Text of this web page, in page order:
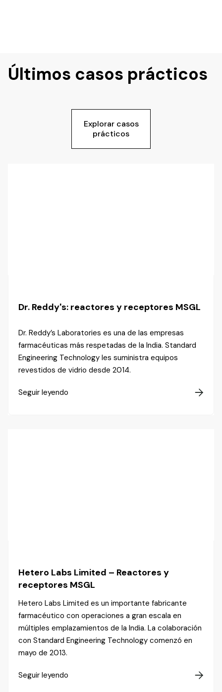
Últimos casos prácticos
Explorar casos
prácticos
Dr. Reddy's: reactores y receptores MSGL
Dr. Reddy’s Laboratories es una de las empresas
farmacéuticas más respetadas de la India. Standard
Engineering Technology les suministra equipos
revestidos de vidrio desde 2014.
Seguir leyendo 
Hetero Labs Limited – Reactores y
receptores MSGL
Hetero Labs Limited es un importante fabricante
farmacéutico con operaciones a gran escala en
múltiples emplazamientos de la India. La colaboración
con Standard Engineering Technology comenzó en
mayo de 2013.
Seguir leyendo 